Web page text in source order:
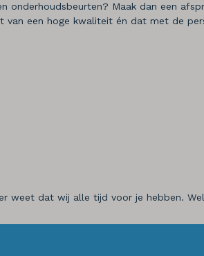
onderhoudsbeurten? Maak dan een
van een hoge kwaliteit én dat met de
weet dat wij alle tijd voor je hebben.